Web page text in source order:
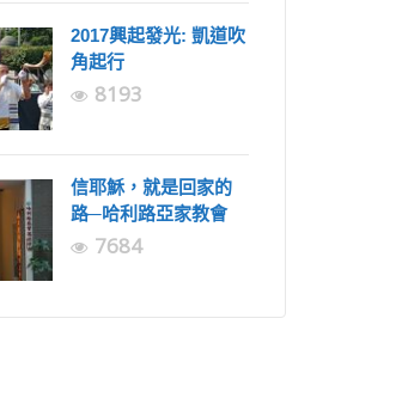
2017興起發光: 凱道吹
角起行
8193
信耶穌，就是回家的
路─哈利路亞家教會
7684